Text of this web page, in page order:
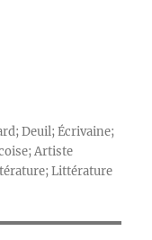
Deuil; Écrivaine;
Artiste
Littérature